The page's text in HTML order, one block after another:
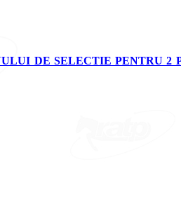
DE SELECTIE PENTRU